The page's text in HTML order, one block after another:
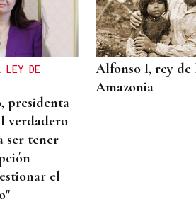
LEY DE
presidenta
verdadero
ser tener
el
Alfonso I, rey de
Amazonia